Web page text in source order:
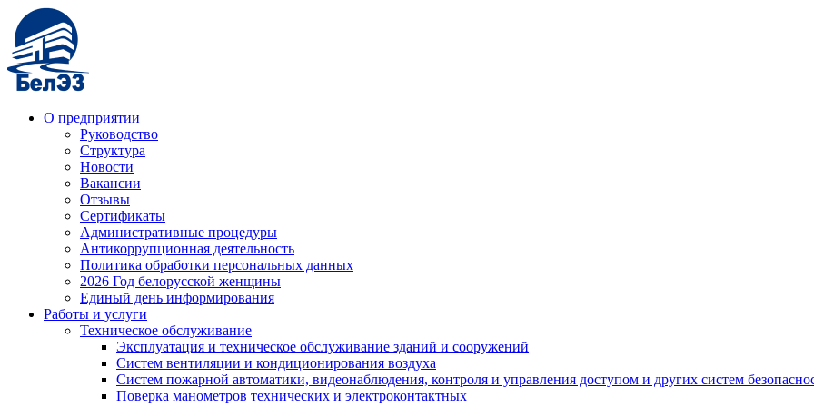
О предприятии
Руководство
Структура
Новости
Вакансии
Отзывы
Сертификаты
Административные процедуры
Антикоррупционная деятельность
Политика обработки персональных данных
2026 Год белорусской женщины
Единый день информирования
Работы и услуги
Техническое обслуживание
Эксплуатация и техническое обслуживание зданий и сооружений
Систем вентиляции и кондиционирования воздуха
Систем пожарной автоматики, видеонаблюдения, контроля и управления доступом и других систем
Поверка манометров технических и электроконтактных